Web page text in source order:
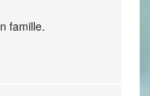
famille.